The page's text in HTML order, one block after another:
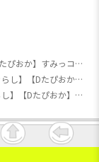
【すみっコぐらし】【Dたぴおか】すみっコぐらし すみっコ映画館 ジュースカップぬいぐるみポーチ
【すみっコぐらし】【Dたぴおか】すみっコぐらし すみっコ映画館 ジュースカップぬいぐるみポーチ
【すみっコぐらし】【Dたぴおか】すみっコぐらし すみっコ映画館 ジュースカップぬいぐるみポーチ